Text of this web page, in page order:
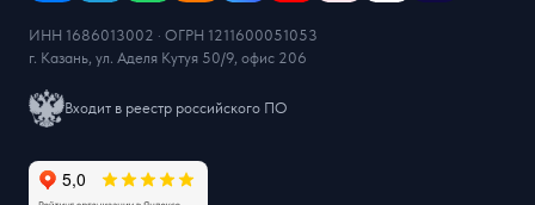
ИНН 1686013002 · ОГРН 1211600051053
г. Казань, ул. Аделя Кутуя 50/9, офис 206
Входит в реестр российского ПО